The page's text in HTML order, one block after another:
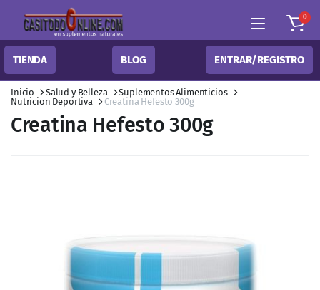
0
TIENDA BLOG ENTRAR/REGISTRO
Inicio Salud y Belleza
Suplementos Alimenticios
Nutricion Deportiva
Creatina Hefesto 300g
Creatina Hefesto 300g